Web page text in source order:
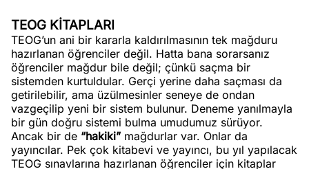
TEOG KİTAPLARI
TEOG’un ani bir kararla kaldırılmasının tek mağduru
hazırlanan öğrenciler değil. Hatta bana sorarsanız
öğrenciler mağdur bile değil; çünkü saçma bir
sistemden kurtuldular. Gerçi yerine daha saçması da
getirilebilir, ama üzülmesinler seneye de ondan
vazgeçilip yeni bir sistem bulunur. Deneme yanılmayla
bir gün doğru sistemi bulma umudumuz sürüyor.
Ancak bir de “hakiki” mağdurlar var. Onlar da
yayıncılar. Pek çok kitabevi ve yayıncı, bu yıl yapılacak
TEOG sınavlarına hazırlanan öğrenciler için kitaplar